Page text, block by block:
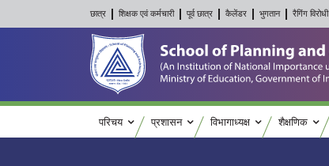
छात्र शिक्षक एवं कर्मचारी पूर्व छात्र कैलेंडर भुगतान रैगिंग विरोधी
Main navigation
परिचय प्रशासन विभागाध्यक्ष शैक्षणिक